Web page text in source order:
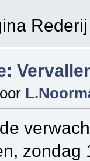
zondag